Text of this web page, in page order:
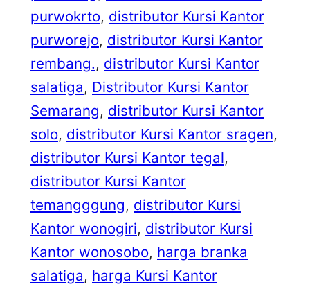
purwokrto, distributor Kursi Kantor
purworejo, distributor Kursi Kantor
rembang., distributor Kursi Kantor
salatiga, Distributor Kursi Kantor
Semarang, distributor Kursi Kantor
solo, distributor Kursi Kantor sragen
distributor Kursi Kantor tegal
distributor Kursi Kantor
temangggung, distributor Kursi
Kantor wonogiri, distributor Kursi
Kantor wonosobo, harga branka
salatiga, harga Kursi Kantor